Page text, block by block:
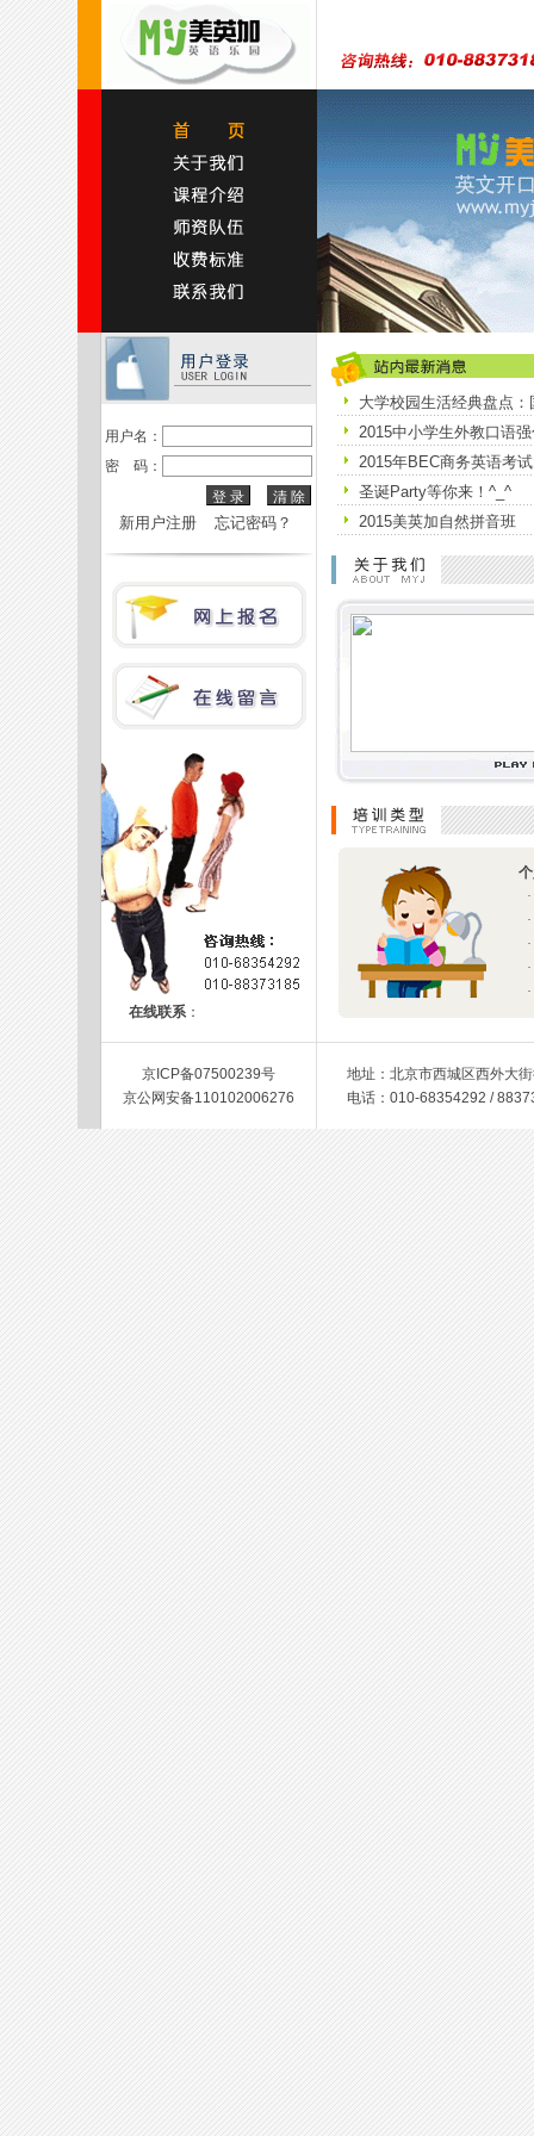
用户名：
密 码：
新用户注册 忘记密码？
在线联系：
大学校园生活经典盘点
2015中小学生外教口语
2015年BEC商务英语考
圣诞Party等你来！^_^
2015美英加自然拼音班
·
·
·
·
·
京ICP备07500239号
京公网安备110102006276
地址：北京市西城区西外大
电话：010-68354292 /